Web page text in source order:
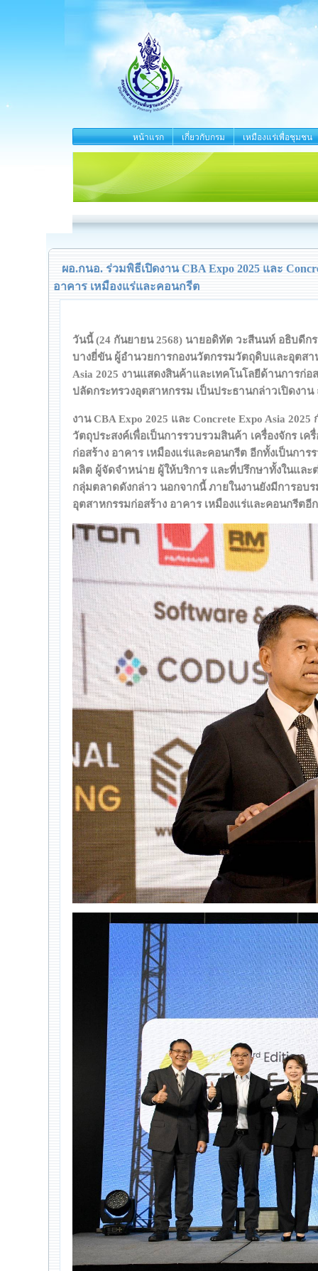
หน้าแรก เกี่ยวกับกรม เหมืองแร่เพื่อชุมชน
ผอ.กนอ. ร่วมพิธีเปิดงาน CBA Expo 2025 และ
อาคาร เหมืองแร่และคอนกรีต
วันนี้ (24 กันยายน 2568) นายอดิทัต วะสีนนท์ อธิบดี
บางยี่ขัน ผู้อำนวยการกองนวัตกรรมวัตถุดิบและอุตสา
Asia 2025 งานแสดงสินค้าและเทคโนโลยีด้านการก่
ปลัดกระทรวงอุตสาหกรรม เป็นประธานกล่าวเปิดงา
งาน CBA Expo 2025 และ Concrete Expo Asia
วัตถุประสงค์เพื่อเป็นการรวบรวมสินค้า เครื่องจักร เ
ก่อสร้าง อาคาร เหมืองแร่และคอนกรีต อีกทั้งเป็นกา
ผลิต ผู้จัดจำหน่าย ผู้ให้บริการ และที่ปรึกษาทั้งในและ
กลุ่มตลาดดังกล่าว นอกจากนี้ ภายในงานยังมีการอบ
อุตสาหกรรมก่อสร้าง อาคาร เหมืองแร่และคอนกรีตอี